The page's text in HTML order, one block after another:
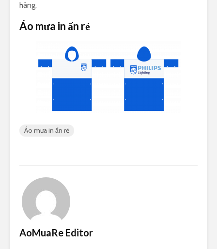
hàng.
Áo mưa in ấn rẻ
Áo mưa in ấn rẻ
AoMuaRe Editor